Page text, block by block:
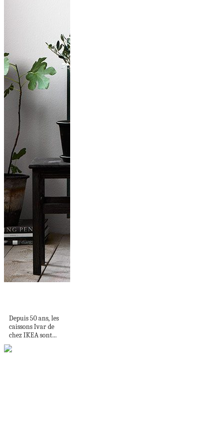
Depuis 50 ans, les
caissons Ivar de
chez IKEA sont...